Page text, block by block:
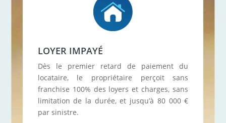
LOYER IMPAYÉ
Dès le premier retard de paiement du
locataire, le propriétaire perçoit sans
franchise 100% des loyers et charges, sans
limitation de la durée, et jusqu’à 80 000 €
par sinistre.